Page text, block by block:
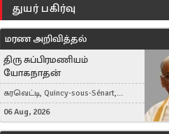
துயர் பகிர்வு
மரண அறிவித்தல்
திரு சுப்பிரமணியம்
யோகநாதன்
கரவெட்டி, Quincy-sous-Sénart,
France
06 Aug, 2026